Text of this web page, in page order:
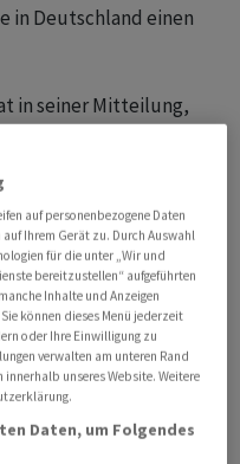
in Deutschland einen
in seiner Mitteilung,
Post will der
auf personenbezogene Daten
Ihrem Gerät zu. Durch Auswahl
für die unter „Wir und
bereitzustellen“ aufgeführten
Inhalte und Anzeigen
können dieses Menü jederzeit
oder Ihre Einwilligung zu
verwalten am unteren Rand
innerhalb unseres Website. Weitere
Daten, um Folgendes